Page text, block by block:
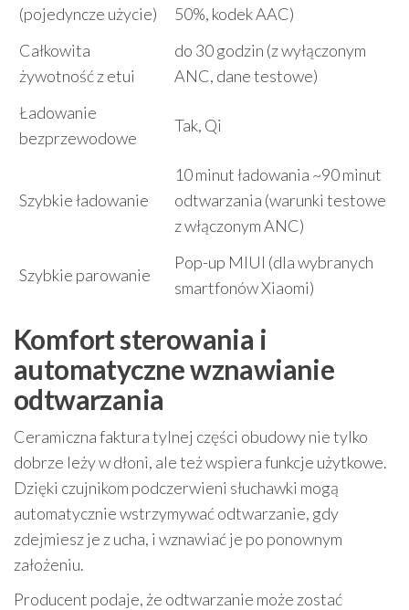
(pojedyncze użycie)
50%, kodek AAC)
Całkowita
żywotność z etui
do 30 godzin (z wyłączonym
ANC, dane testowe)
Ładowanie
bezprzewodowe
Tak, Qi
Szybkie ładowanie
10 minut ładowania ~90 minut
odtwarzania (warunki testowe
z włączonym ANC)
Szybkie parowanie
Pop-up MIUI (dla wybranych
smartfonów Xiaomi)
Komfort sterowania i
automatyczne wznawianie
odtwarzania
Ceramiczna faktura tylnej części obudowy nie tylko
dobrze leży w dłoni, ale też wspiera funkcje użytkowe.
Dzięki czujnikom podczerwieni słuchawki mogą
automatycznie wstrzymywać odtwarzanie, gdy
zdejmiesz je z ucha, i wznawiać je po ponownym
założeniu.
Producent podaje, że odtwarzanie może zostać